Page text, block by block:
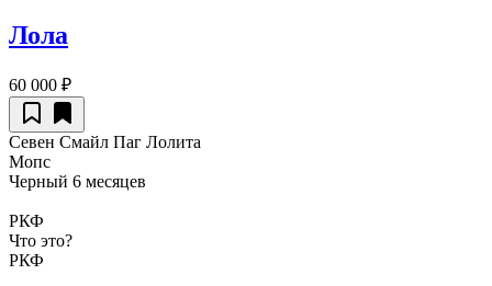
Лола
60 000 ₽
Севен Смайл Паг Лолита
Мопс
Черный 6 месяцев
РКФ
Что это?
РКФ